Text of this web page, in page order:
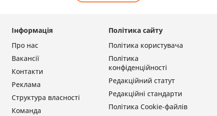
Політика сайту
Політика користувача
Політика
конфіденційності
Редакційний статут
Редакційні стандарти
Політика Cookie-файлів
Інформація
Про нас
Вакансії
Контакти
Реклама
Структура власності
Команда